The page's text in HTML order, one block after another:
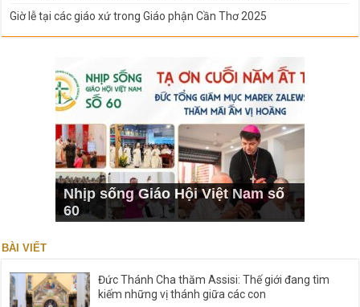
Giờ lễ tại các giáo xứ trong Giáo phận Cần Thơ 2025
Nhịp sống Giáo Hội Việt Nam số
60
BÀI VIẾT
Đức Thánh Cha thăm Assisi: Thế giới đang tìm
kiếm những vị thánh giữa các con